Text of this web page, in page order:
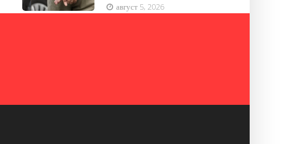
август 5, 2026